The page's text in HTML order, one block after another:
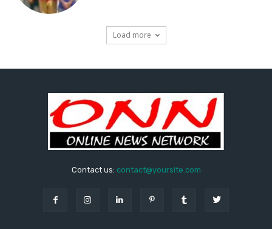
Load more
Contact us: contact@yoursite.com